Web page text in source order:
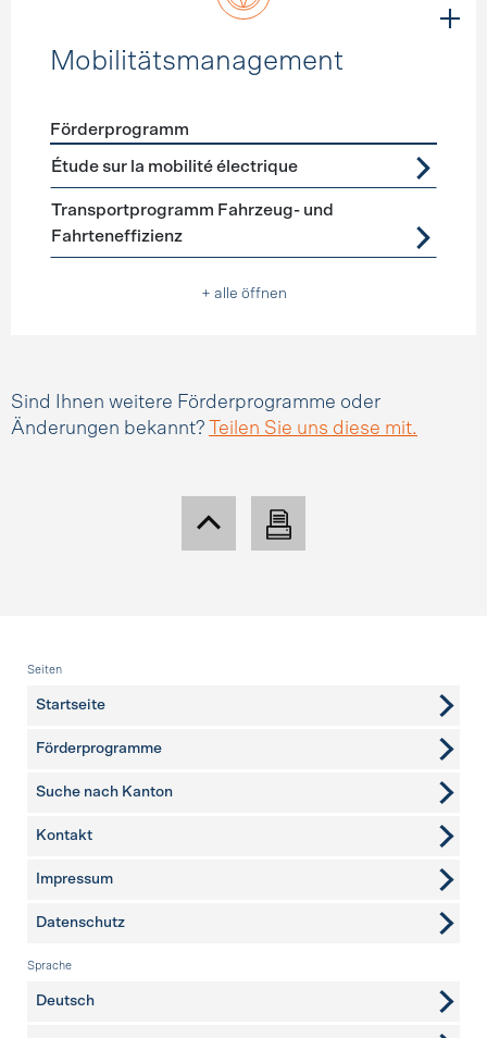
Mobilitätsmanagement
Förderprogramme Mobilitätsmanagement
Förderprogramm
Étude sur la mobilité électrique
Transportprogramm Fahrzeug- und
Fahrteneffizienz
+ alle öffnen
Sind Ihnen weitere Förderprogramme oder
Änderungen bekannt?
Teilen Sie uns diese mit.
Fusszeile
Seiten
Startseite
Förderprogramme
Suche nach Kanton
weitere Seiten
Kontakt
Impressum
Datenschutz
Sprache
Deutsch